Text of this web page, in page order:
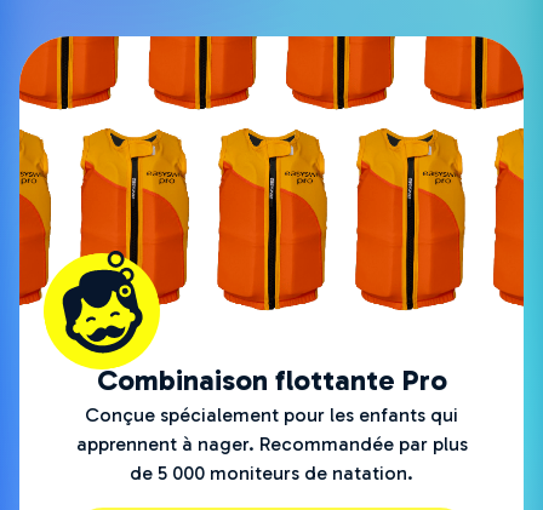
Combinaison flottante Pro
Conçue spécialement pour les enfants qui
apprennent à nager. Recommandée par plus
de 5 000 moniteurs de natation.